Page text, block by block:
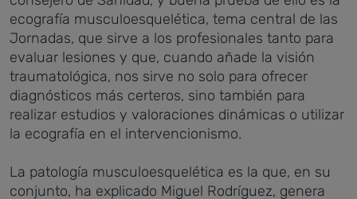
ecografía musculoesquelética, tema central de las
Jornadas, que sirve a los profesionales tanto para
evaluar lesiones y que, cuando añade la visión
traumatológica, nos sirve no solo para ofrecer
diagnósticos más certeros, sino también para
realizar estudios y valoraciones dinámicas o utilizar
la ecografía en el intervencionismo.
La patología musculoesquelética es la que, en su
conjunto, ha explicado Miguel Rodríguez, genera